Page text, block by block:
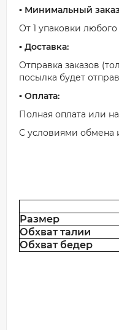
▪️ Минимальный
От 1 упаковки любого
▪️ Доставка:
Отправка заказов
посылка будет
▪️ Оплата:
Полная оплата или
С условиями обмена
Размер
Обхват талии
Обхват бедер